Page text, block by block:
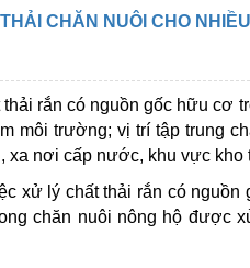
CHĂN NUÔI CHO
rắn có nguồn gốc hữu cơ
môi trường; vị trí tập trung
xa nơi cấp nước, khu vực kho
xử lý chất thải rắn có
chăn nuôi nông hộ được